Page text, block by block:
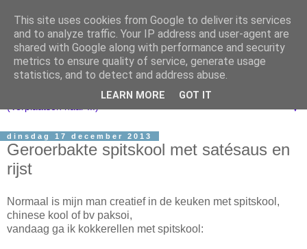
▼
dinsdag 17 december 2013
Geroerbakte spitskool met satésaus en
rijst
Normaal is mijn man creatief in de keuken met spitskool,
chinese kool of bv paksoi,
vandaag ga ik kokkerellen met spitskool:
This site uses cookies from Google to deliver its services
and to analyze traffic. Your IP address and user-agent are
shared with Google along with performance and security
metrics to ensure quality of service, generate usage
statistics, and to detect and address abuse.
LEARN MORE GOT IT